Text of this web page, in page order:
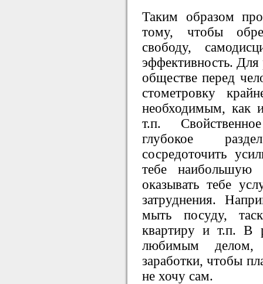
Таким образом
тому, чтобы
свободу,
эффективность.
обществе перед
стометровку
необходимым, как
т.п.
глубокое
сосредоточить
тебе наибольшую
оказывать тебе
затруднения.
мыть посуду,
квартиру и т.п. В
любимым делом,
заработки, чтобы
не хочу сам.